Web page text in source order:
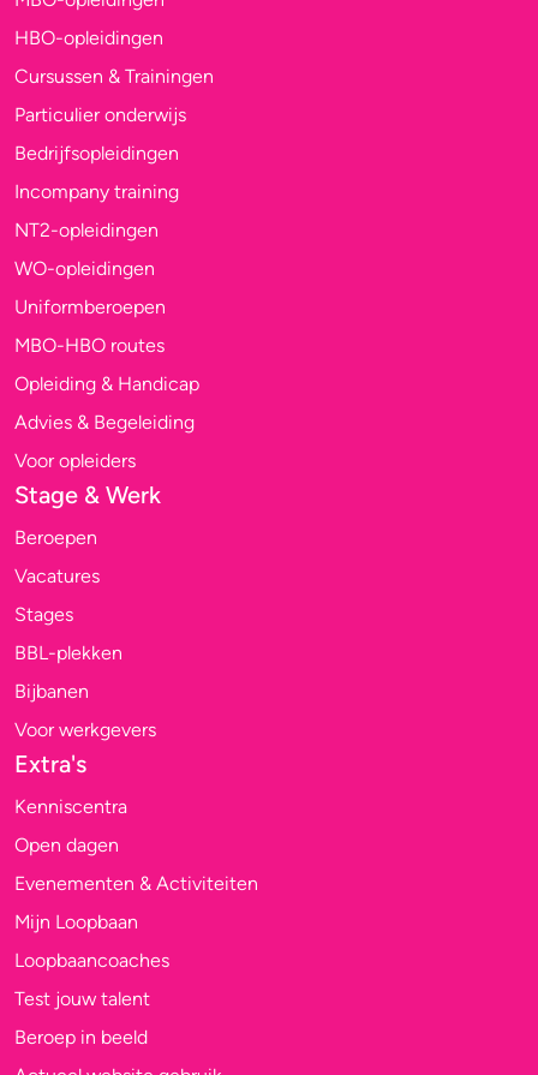
HBO-opleidingen
Cursussen & Trainingen
Particulier onderwijs
Bedrijfsopleidingen
Incompany training
NT2-opleidingen
WO-opleidingen
Uniformberoepen
MBO-HBO routes
Opleiding & Handicap
Advies & Begeleiding
Voor opleiders
Stage & Werk
Beroepen
Vacatures
Stages
BBL-plekken
Bijbanen
Voor werkgevers
Extra's
Kenniscentra
Open dagen
Evenementen & Activiteiten
Mijn Loopbaan
Loopbaancoaches
Test jouw talent
Beroep in beeld